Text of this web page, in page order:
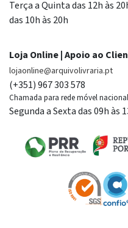
Terça a Quinta das 12h às
das 10h às 20h
Loja Online | Apoio ao
lojaonline@arquivolivraria.pt
(+351) 967 303 578
Chamada para rede móvel nacional
Segunda a Sexta das 09h às